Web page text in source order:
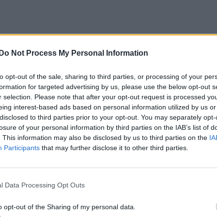
Do Not Process My Personal Information
opt-out of the sale, sharing to third parties, or processing of your
for targeted advertising by us, please use the below opt-out
selection. Please note that after your opt-out request is processed
interest-based ads based on personal information utilized by us
to third parties prior to your opt-out. You may separately
of your personal information by third parties on the IAB’s list of
This information may also be disclosed by us to third parties on the
Participants that may further disclose it to other third parties.
Data Processing Opt Outs
opt-out of the Sharing of my personal data.
Teherán
kapcsolatos
és továbbra is
szoros folyamatos
hatása a globális olajárakra.
alatt elhalasztotta a döntést arról, hogyan
több kormányzati tisztviselő is azt mondta a
alakulnak a tárgyalások Trump és a kínai